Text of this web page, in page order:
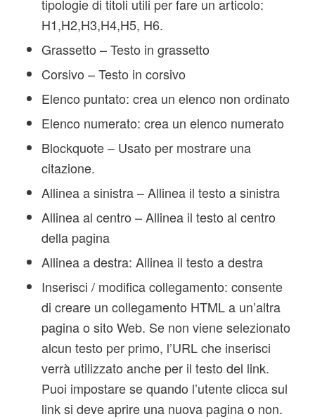
tipologie di titoli utili per fare un articolo:
H1,H2,H3,H4,H5, H6.
Grassetto – Testo in grassetto
Corsivo – Testo in corsivo
Elenco puntato: crea un elenco non ordinato
Elenco numerato: crea un elenco numerato
Blockquote – Usato per mostrare una
citazione.
Allinea a sinistra – Allinea il testo a sinistra
Allinea al centro – Allinea il testo al centro
della pagina
Allinea a destra: Allinea il testo a destra
Inserisci / modifica collegamento: consente
di creare un collegamento HTML a un’altra
pagina o sito Web. Se non viene selezionato
alcun testo per primo, l’URL che inserisci
verrà utilizzato anche per il testo del link.
Puoi impostare se quando l’utente clicca sul
link si deve aprire una nuova pagina o non.